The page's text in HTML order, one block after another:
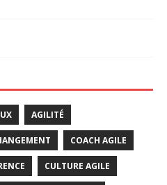
AGILITÉ
COACH AGILE
CULTURE AGILE